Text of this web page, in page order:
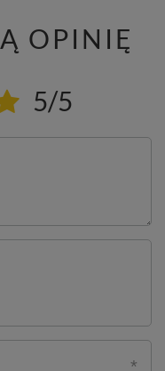
OPINIĘ
5/5